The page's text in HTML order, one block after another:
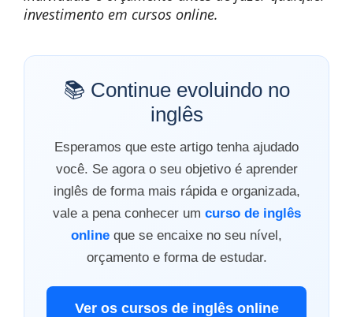
investimento em cursos online.
📚 Continue evoluindo no
inglês
Esperamos que este artigo tenha ajudado
você. Se agora o seu objetivo é aprender
inglês de forma mais rápida e organizada,
vale a pena conhecer um curso de inglês
online que se encaixe no seu nível,
orçamento e forma de estudar.
Ver os cursos de inglês online